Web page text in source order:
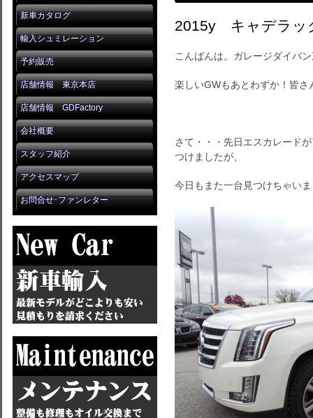
新車カタログ
輸入シュミレーション
予約販売
店舗情報 東京本店
店舗情報 GDFactory
会社概要
スタッフ紹介
アクセスマップ
お問合せ･ファンレター
2015y キャデラ
こんばんは。ガレージダイバ
楽しいGWもあとわずか！皆
さて・・・先日エスカレード
つけましたが、
今日もまた一台見つけちゃい